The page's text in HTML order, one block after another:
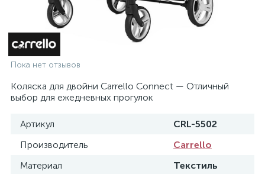
Пока нет отзывов
Коляска для двойни Carrello Connect — Отличный
выбор для ежедневных прогулок
Артикул
CRL-5502
Производитель
Carrello
Материал
Текстиль